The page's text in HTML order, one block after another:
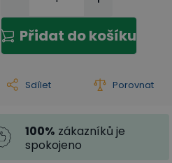
Přidat do košíku
Sdílet Porovnat
100% zákazníků je
spokojeno